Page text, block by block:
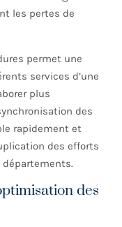
les pertes de
permet une
services d’une
plus
des
rapidement et
des efforts
des